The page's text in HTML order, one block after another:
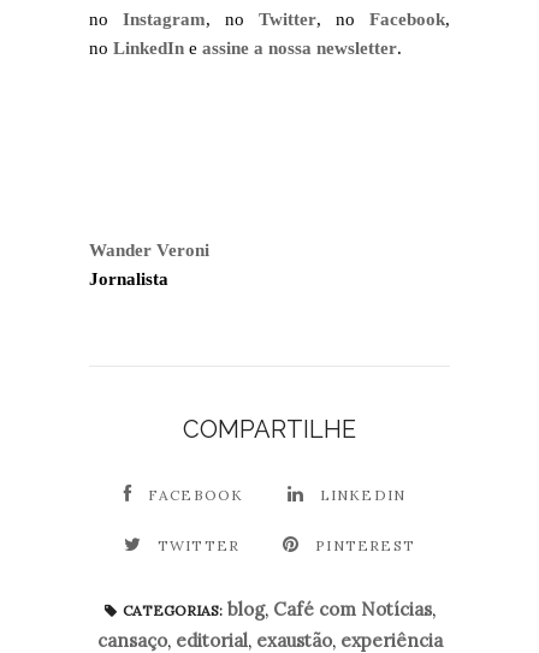
no Instagram, no Twitter, no Facebook,
no LinkedIn e assine a nossa newsletter.
Wander Veroni
Jornalista
COMPARTILHE
FACEBOOK LINKEDIN
TWITTER PINTEREST
CATEGORIAS: blog, Café com Notícias,
cansaço, editorial, exaustão, experiência